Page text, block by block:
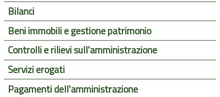
Bilanci
Beni immobili e gestione patrimonio
Controlli e rilievi sull'amministrazione
Servizi erogati
Pagamenti dell'amministrazione